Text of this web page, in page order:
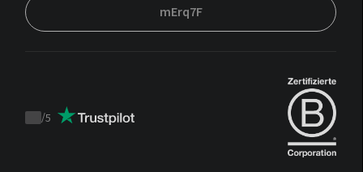
mErq7F
Trustpilot
/5